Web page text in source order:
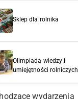
Sklep dla rolnika
Olimpiada wiedzy i
umiejętności rolniczych
wydarzenia